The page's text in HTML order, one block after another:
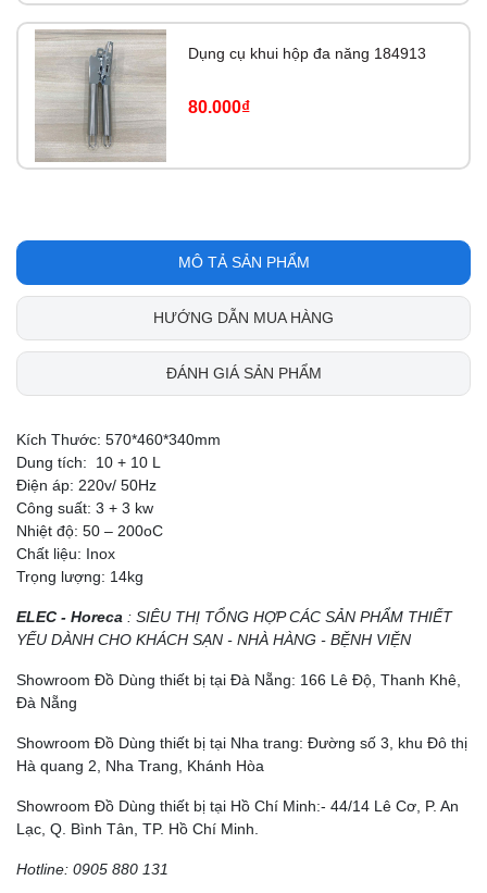
Dụng cụ khui hộp đa năng 184913
80.000₫
MÔ TẢ SẢN PHẨM
HƯỚNG DẪN MUA HÀNG
ĐÁNH GIÁ SẢN PHẨM
Kích Thước: 570*460*340mm
Dung tích: 10 + 10 L
Điện áp: 220v/ 50Hz
Công suất: 3 + 3 kw
Nhiệt độ: 50 – 200oC
Chất liệu: Inox
Trọng lượng: 14kg
ELEC - Horeca : SIÊU THỊ TỔNG HỢP CÁC SẢN PHẨM THIẾT
YẾU DÀNH CHO KHÁCH SẠN - NHÀ HÀNG - BỆNH VIỆN
Showroom Đồ Dùng thiết bị tại Đà Nẵng: 166 Lê Độ, Thanh Khê,
Đà Nẵng
Showroom Đồ Dùng thiết bị tại Nha trang: Đường số 3, khu Đô thị
Hà quang 2, Nha Trang, Khánh Hòa
Showroom Đồ Dùng thiết bị tại Hồ Chí Minh:- 44/14 Lê Cơ, P. An
Lạc, Q. Bình Tân, TP. Hồ Chí Minh.
Hotline: 0905 880 131